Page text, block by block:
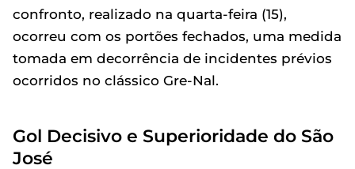
confronto, realizado na quarta-feira (15),
ocorreu com os portões fechados, uma medida
tomada em decorrência de incidentes prévios
ocorridos no clássico Gre-Nal.
Gol Decisivo e Superioridade do São
José